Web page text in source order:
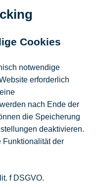
Cookies
notwendige
erforderlich
nach Ende der
die Speicherung
deaktivieren.
Funktionalität der
f DSGVO.